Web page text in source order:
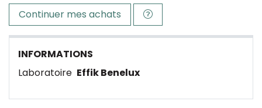
Continuer mes achats
INFORMATIONS
Laboratoire Effik Benelux